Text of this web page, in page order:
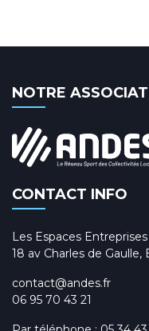
NOTRE
CONTACT INFO
Les Espaces
18 av Charles de Gaulle,
contact@andes.fr
06 95 70 43 21